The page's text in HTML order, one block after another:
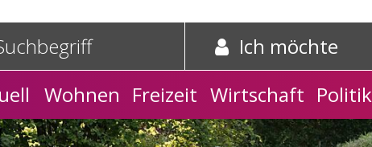
und Schnelleinstieg
starten Ich möchte
Wohnen Freizeit Wirtschaft Politik